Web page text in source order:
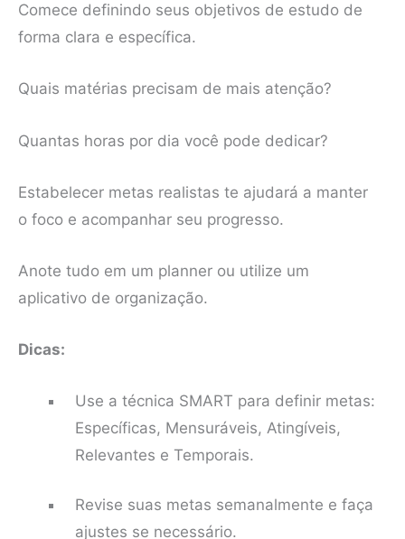
Comece definindo seus objetivos de estudo de
forma clara e específica.
Quais matérias precisam de mais atenção?
Quantas horas por dia você pode dedicar?
Estabelecer metas realistas te ajudará a manter
o foco e acompanhar seu progresso.
Anote tudo em um planner ou utilize um
aplicativo de organização.
Dicas:
Use a técnica SMART para definir metas:
Específicas, Mensuráveis, Atingíveis,
Relevantes e Temporais.
Revise suas metas semanalmente e faça
ajustes se necessário.